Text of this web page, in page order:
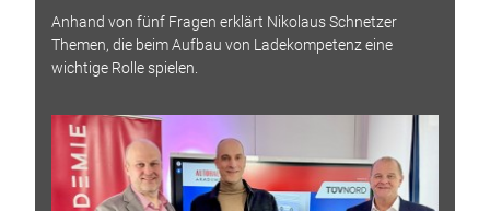
Anhand von fünf Fragen erklärt Nikolaus Schnetzer
Themen, die beim Aufbau von Ladekompetenz eine
wichtige Rolle spielen.